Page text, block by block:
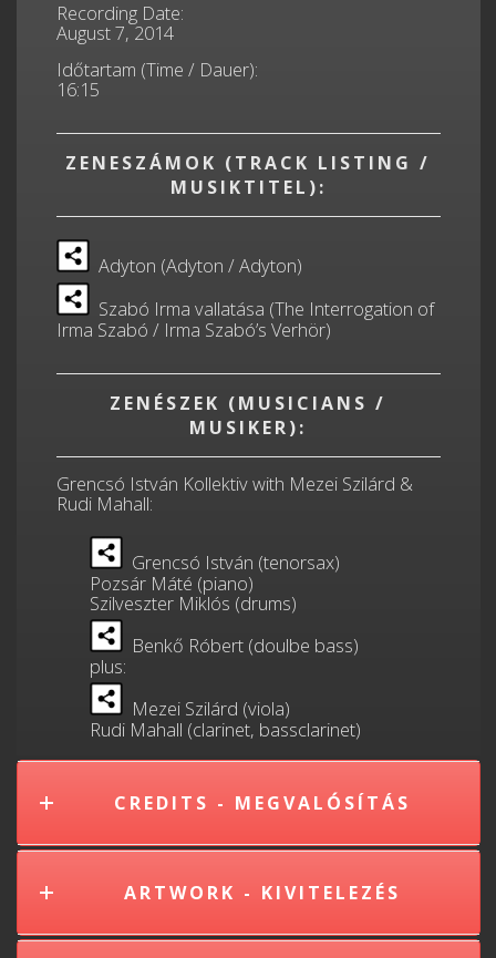
Recording Date:
August 7, 2014
Időtartam (Time / Dauer):
16:15
ZENESZÁMOK (TRACK LISTING /
MUSIKTITEL):
Adyton (Adyton / Adyton)
Szabó Irma vallatása (The Interrogation of
Irma Szabó / Irma Szabó’s Verhör)
ZENÉSZEK (MUSICIANS /
MUSIKER):
Grencsó István Kollektiv with Mezei Szilárd &
Rudi Mahall:
Grencsó István (tenorsax)
Pozsár Máté (piano)
Szilveszter Miklós (drums)
Benkő Róbert (doulbe bass)
plus:
Mezei Szilárd (viola)
Rudi Mahall (clarinet, bassclarinet)
CREDITS - MEGVALÓSÍTÁS
ARTWORK - KIVITELEZÉS